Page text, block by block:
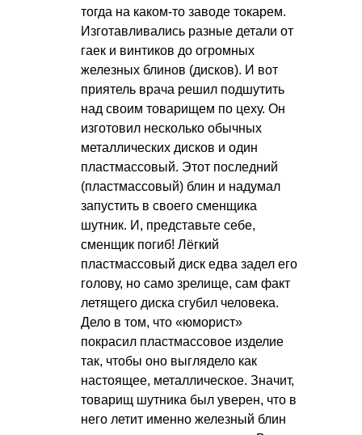
тогда на каком-то заводе токарем.
Изготавливались разные детали от
гаек и винтиков до огромных
железных блинов (дисков). И вот
приятель врача решил подшутить
над своим товарищем по цеху. Он
изготовил несколько обычных
металлических дисков и один
пластмассовый. Этот последний
(пластмассовый) блин и надумал
запустить в своего сменщика
шутник. И, представьте себе,
сменщик погиб! Лёгкий
пластмассовый диск едва задел его
голову, но само зрелище, сам факт
летящего диска сгубил человека.
Дело в том, что «юморист»
покрасил пластмассовое изделие
так, чтобы оно выглядело как
настоящее, металлическое. Значит,
товарищ шутника был уверен, что в
него летит именно железный блин